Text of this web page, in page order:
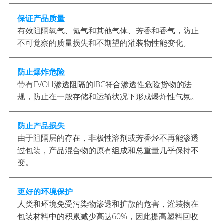
舒
驰
叶
的
方
桶
保证产品质量
有效阻隔氧气、氮气和其他气体、芳香和香气，防止
不可觉察的质量损失和不期望的灌装物性能变化。
防止爆炸危险
带有EVOH渗透阻隔的IBC符合渗透性危险货物的法
规，防止在一般存储和运输状况下形成爆炸性气氛。
防止产品损失
由于阻隔层的存在，非极性溶剂或芳香烃不再能渗透
过包装，产品混合物的原有组成和总重量几乎保持不
变。
更好的环境保护
人类和环境免受污染物渗透和扩散的危害，灌装物在
包装材料中的积累减少高达60%，因此提高塑料回收